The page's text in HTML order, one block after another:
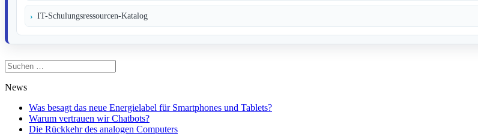
IT-Schulungsressourcen-Katalog
Suchen
nach:
News
Was besagt das neue Energielabel für Smartphones und Tablets?
Warum vertrauen wir Chatbots?
Die Rückkehr des analogen Computers